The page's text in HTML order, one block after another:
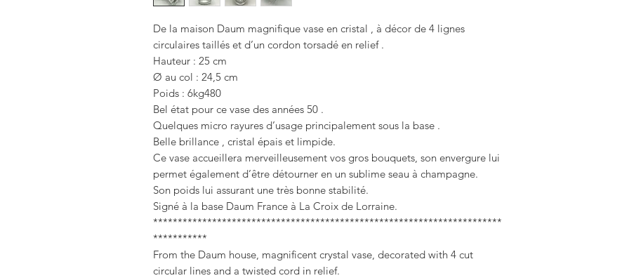
De la maison Daum magnifique vase en cristal , à décor de 4 lignes
circulaires taillés et d’un cordon torsadé en relief .
Hauteur : 25 cm
Ø au col : 24,5 cm
Poids : 6kg480
Bel état pour ce vase des années 50 .
Quelques micro rayures d’usage principalement sous la base .
Belle brillance , cristal épais et limpide.
Ce vase accueillera merveilleusement vos gros bouquets, son envergure lui
permet également d’être détourner en un sublime seau à champagne.
Son poids lui assurant une très bonne stabilité.
Signé à la base Daum France à La Croix de Lorraine.
***********************************************************************
***********
From the Daum house, magnificent crystal vase, decorated with 4 cut
circular lines and a twisted cord in relief.